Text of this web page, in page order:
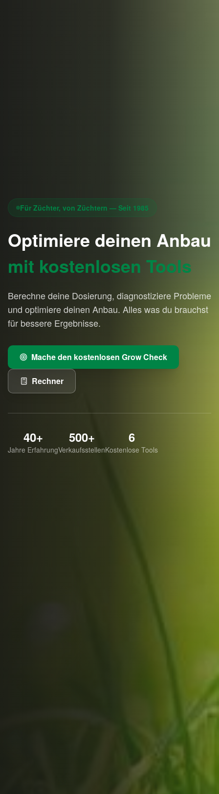
Für Züchter, von Züchtern — Seit 1985
Optimiere deinen Anbau
mit kostenlosen Tools
Berechne deine Dosierung, diagnostiziere Probleme
und optimiere deinen Anbau. Alles was du brauchst
für bessere Ergebnisse.
Mache den kostenlosen Grow Check
Rechner
40+
Jahre Erfahrung
500+
Verkaufsstellen
6
Kostenlose Tools